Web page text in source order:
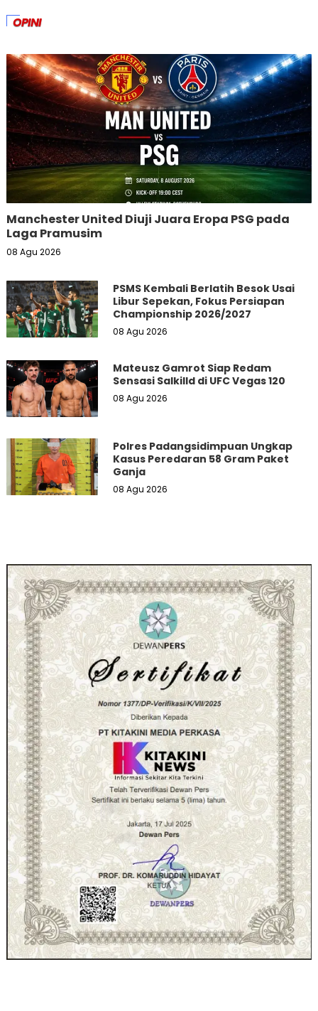
OPINI
Manchester United Diuji Juara Eropa PSG pada
Laga Pramusim
08 Agu 2026
PSMS Kembali Berlatih Besok Usai
Libur Sepekan, Fokus Persiapan
Championship 2026/2027
08 Agu 2026
Mateusz Gamrot Siap Redam
Sensasi Salkilld di UFC Vegas 120
08 Agu 2026
Polres Padangsidimpuan Ungkap
Kasus Peredaran 58 Gram Paket
Ganja
08 Agu 2026